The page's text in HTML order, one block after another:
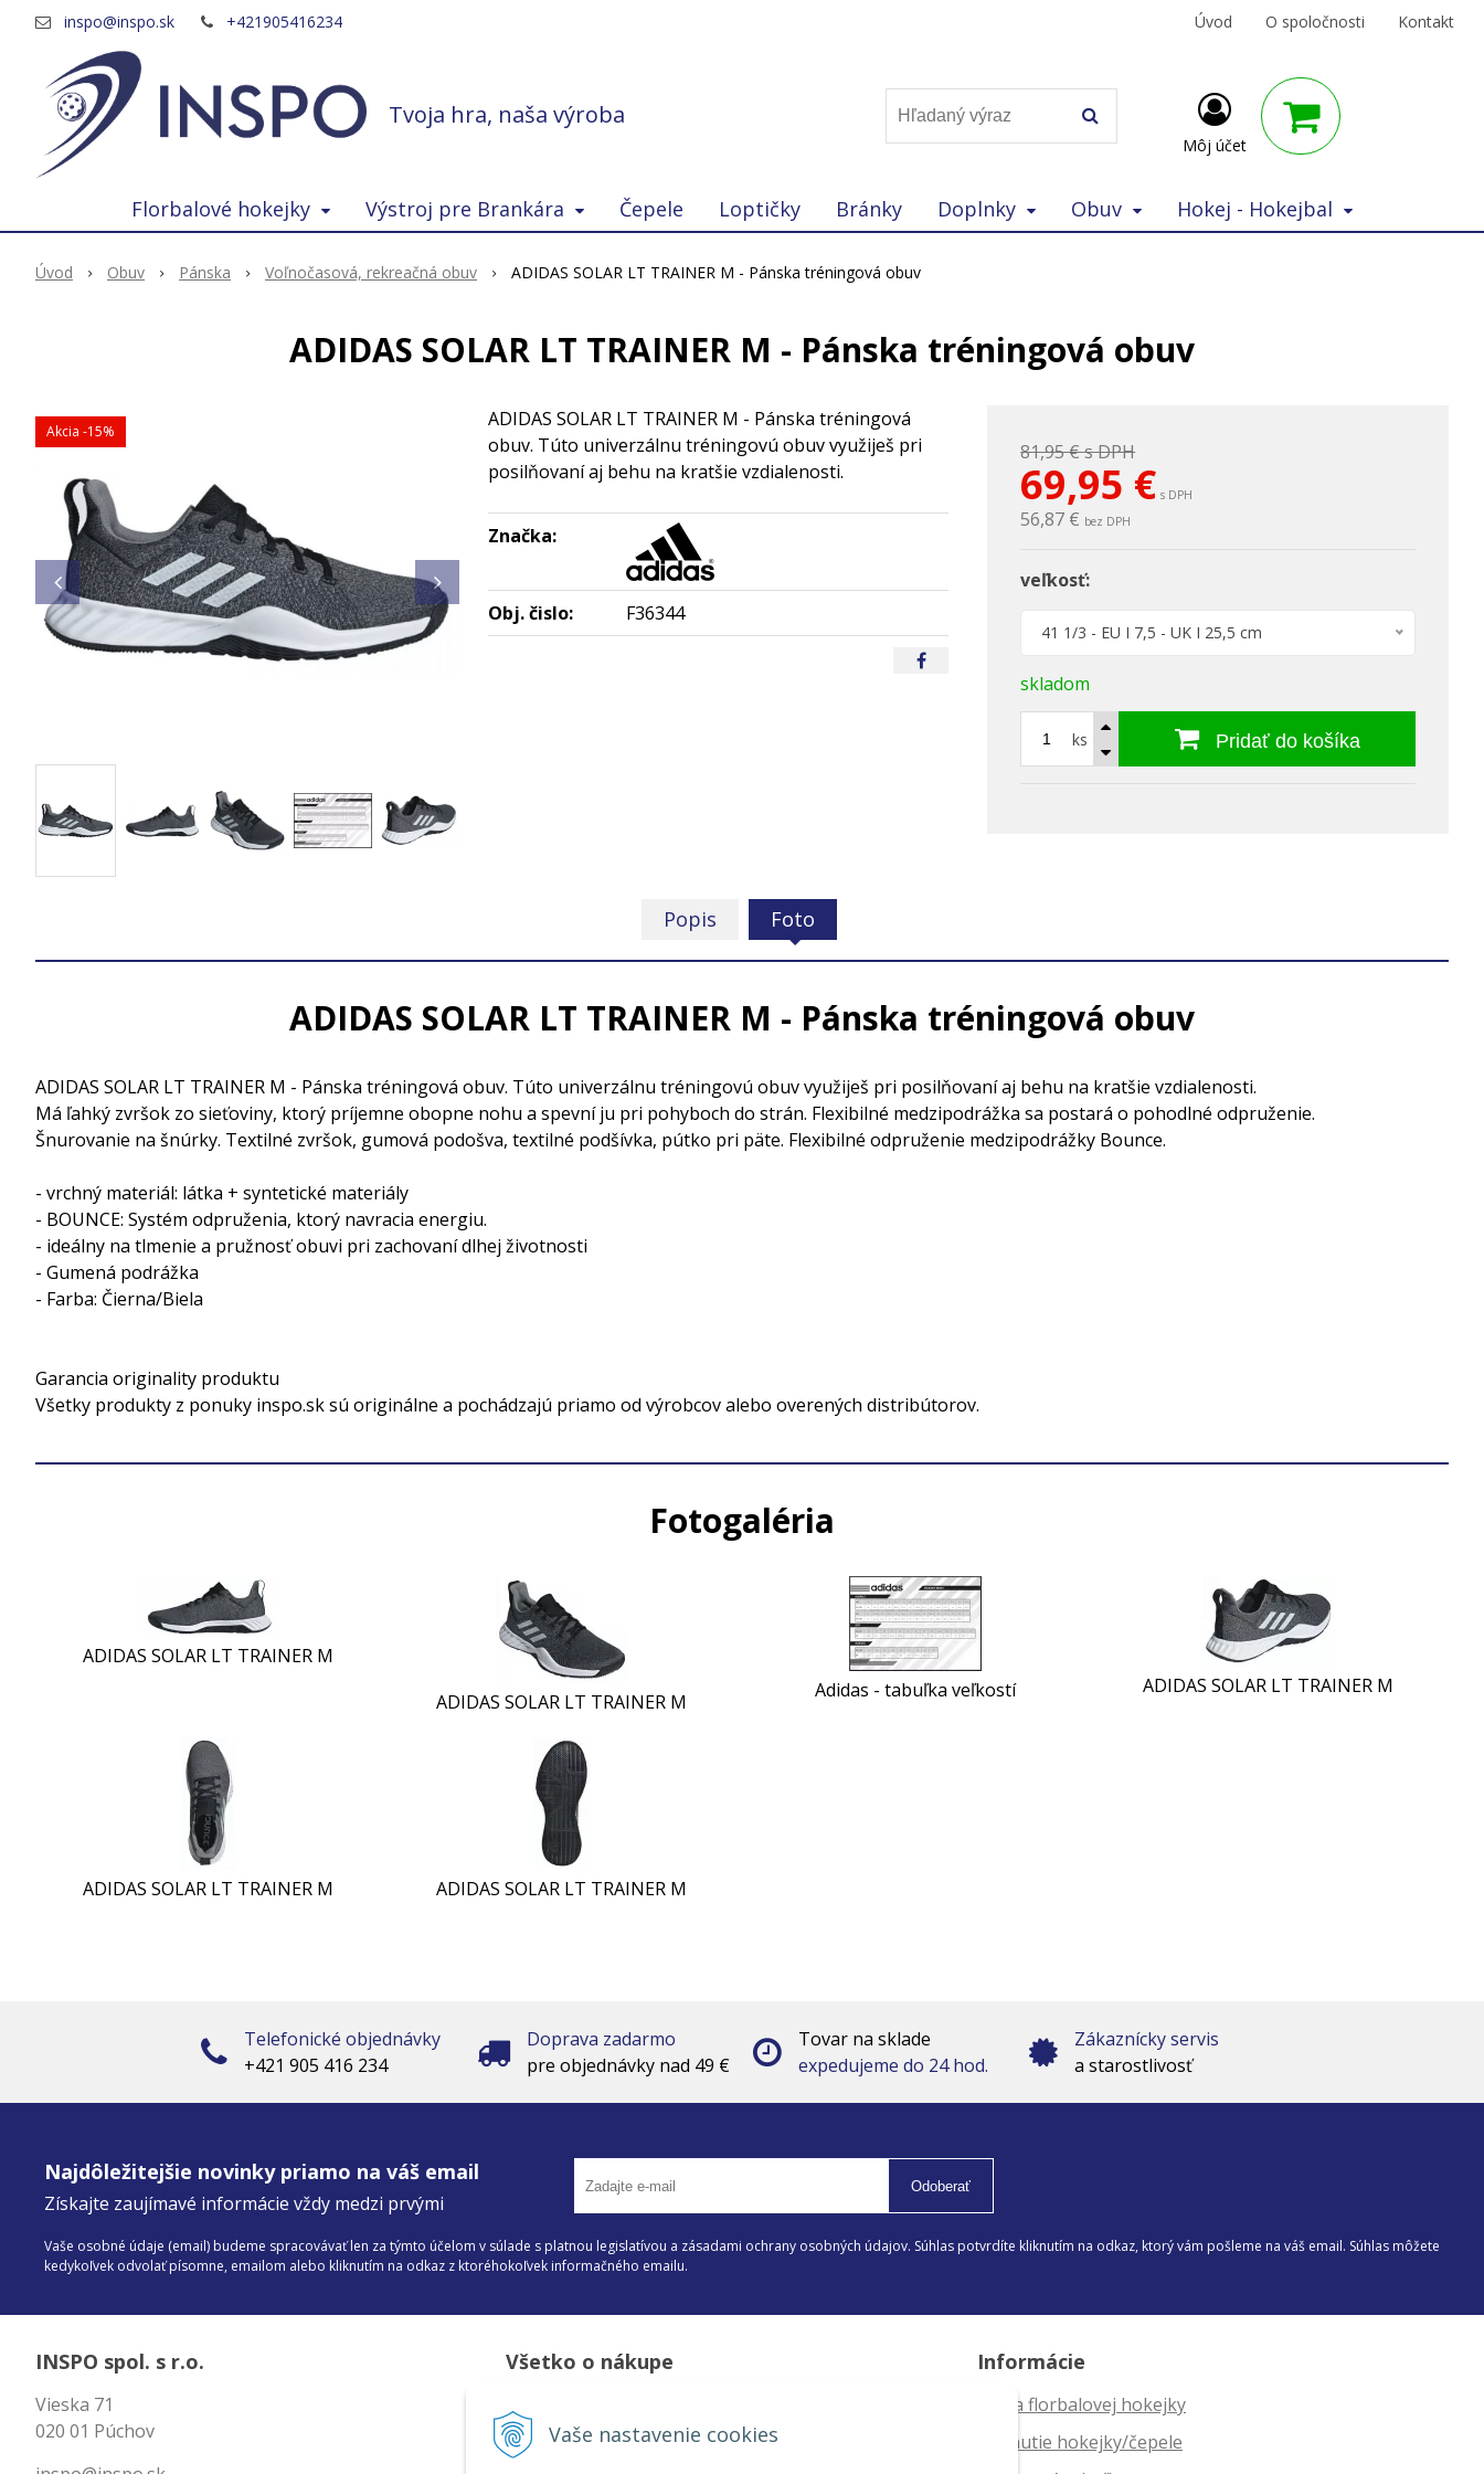
Vaše nastavenie cookies
Tvoja hra, naša výroba
inspo@inspo.sk +421905416234 Úvod O spoločnosti Kontakt
Môj účet
Florbalové hokejky Výstroj pre Brankára Čepele Loptičky Bránky Doplnky Obuv Hokej - Hokejbal
Úvod Obuv Pánska Voľnočasová, rekreačná obuv ADIDAS SOLAR LT TRAINER M - Pánska tréningová obuv
ADIDAS SOLAR LT TRAINER M - Pánska tréningová obuv
Akcia -15%
81,95 €s DPH
69,95 € s DPH
56,87 € bez DPH
veľkosť:
41 1/3 - EU I 7,5 - UK I 25,5 cm
skladom
ks Pridať do košíka
ADIDAS SOLAR LT TRAINER M - Pánska tréningová
obuv. Túto univerzálnu tréningovú obuv využiješ pri
posilňovaní aj behu na kratšie vzdialenosti.
Značka:
Obj. čislo: F36344
Popis Foto
ADIDAS SOLAR LT TRAINER M - Pánska tréningová obuv
ADIDAS SOLAR LT TRAINER M - Pánska tréningová obuv. Túto univerzálnu tréningovú obuv využiješ pri posilňovaní aj behu na kratšie vzdialenosti.
Má ľahký zvršok zo sieťoviny, ktorý príjemne obopne nohu a spevní ju pri pohyboch do strán. Flexibilné medzipodrážka sa postará o pohodlné odpruženie.
Šnurovanie na šnúrky. Textilné zvršok, gumová podošva, textilné podšívka, pútko pri päte. Flexibilné odpruženie medzipodrážky Bounce.
- vrchný materiál: látka + syntetické materiály
- BOUNCE: Systém odpruženia, ktorý navracia energiu.
- ideálny na tlmenie a pružnosť obuvi pri zachovaní dlhej životnosti
- Gumená podrážka
- Farba: Čierna/Biela
Garancia originality produktu
Všetky produkty z ponuky inspo.sk sú originálne a pochádzajú priamo od výrobcov alebo overených distribútorov.
Fotogaléria
ADIDAS SOLAR LT TRAINER M
ADIDAS SOLAR LT TRAINER M
Adidas - tabuľka veľkostí ADIDAS SOLAR LT TRAINER M
ADIDAS SOLAR LT TRAINER M ADIDAS SOLAR LT TRAINER M
Telefonické objednávky
+421 905 416 234
Doprava zadarmo
pre objednávky nad 49 €
Tovar na sklade
expedujeme do 24 hod.
Zákaznícky servis
a starostlivosť
Najdôležitejšie novinky priamo na váš email
Získajte zaujímavé informácie vždy medzi prvými
Odoberať
Vaše osobné údaje (email) budeme spracovávať len za týmto účelom v súlade s platnou legislatívou a zásadami ochrany osobných údajov. Súhlas potvrdíte kliknutím na odkaz, ktorý vám pošleme na váš email. Súhlas môžete
kedykoľvek odvolať písomne, emailom alebo kliknutím na odkaz z ktoréhokoľvek informačného emailu.
INSPO spol. s r.o.
Vieska 71
020 01 Púchov
Všetko o nákupe
Reklamačný poriadok
Informácie
Dĺžka florbalovej hokejky
Zahnutie hokejky/čepele